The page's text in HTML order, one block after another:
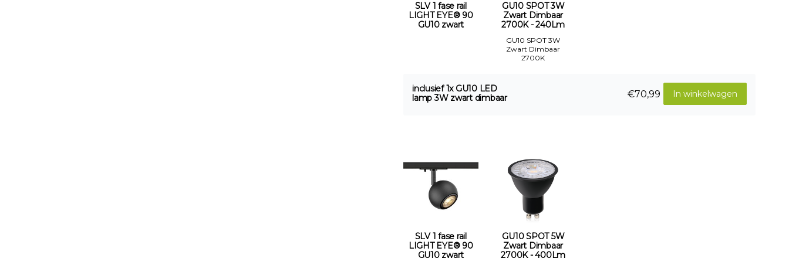
SLV 1 fase rail
LIGHT EYE® 90
GU10 zwart
GU10 SPOT 3W
Zwart Dimbaar
2700K - 240Lm
GU10 SPOT 3W
Zwart Dimbaar
2700K
inclusief 1x GU10 LED
lamp 3W zwart dimbaar
In winkelwagen
€70,99
SLV 1 fase rail
LIGHT EYE® 90
GU10 zwart
GU10 SPOT 5W
Zwart Dimbaar
2700K - 400Lm